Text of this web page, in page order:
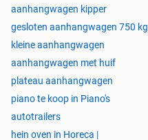
aanhangwagen kipper
gesloten aanhangwagen 750 kg
kleine aanhangwagen
aanhangwagen met huif
plateau aanhangwagen
piano te koop in Piano's
autotrailers
hein oven in Horeca |